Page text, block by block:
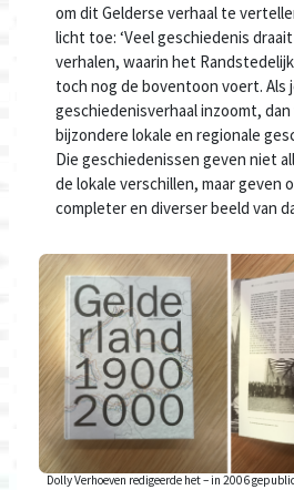
om dit Gelderse verhaal te
licht toe: ‘Veel geschiedenis
verhalen, waarin het
toch nog de boventoon voert. Als
geschiedenisverhaal inzoomt,
bijzondere lokale en regionale
Die geschiedenissen geven niet
de lokale verschillen, maar geven
completer en diverser beeld van
Dolly Verhoeven redigeerde het – in 2006